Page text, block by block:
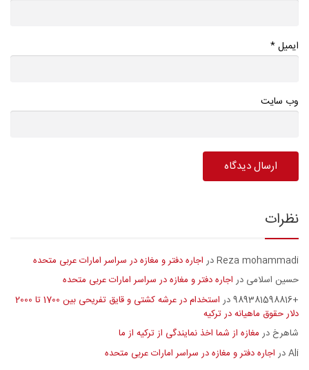
ایمیل*
وب سایت
نظرات
Reza mohammadiدر اجاره دفتر و مغازه در سراسر امارات عربی متحده
حسین اسلامی در اجاره دفتر و مغازه در سراسر امارات عربی متحده
+989381598816
در
استخدام در عرشه کشتی و قایق تفریحی بین 1700 تا 2000
دلار حقوق ماهیانه در ترکیه
شاهرخ در مغازه از شما اخذ نمایندگی از ترکیه از ما
Aliدر اجاره دفتر و مغازه در سراسر امارات عربی متحده